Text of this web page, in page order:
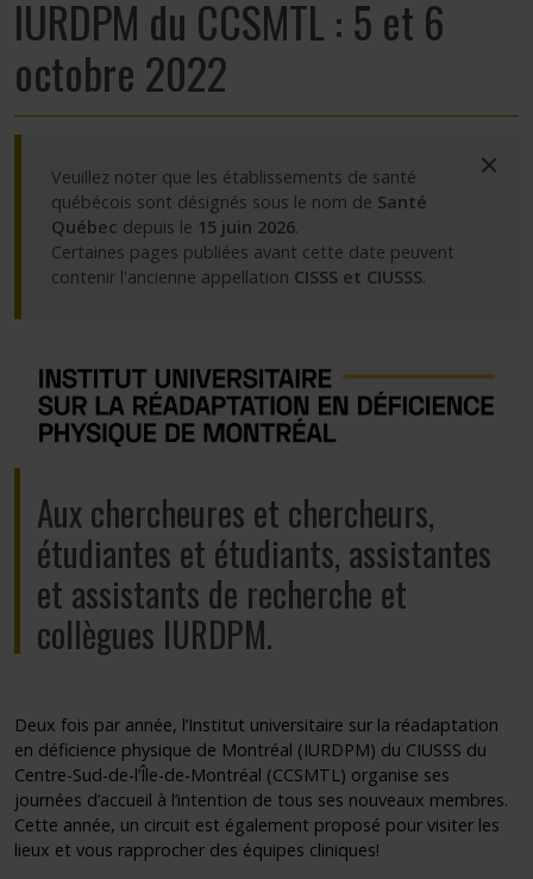
Partageons nos savoirs
Éthique
Nous joindre
Accessibilité
Espace membre
IURDPM du CCSMTL : 5 et 6
octobre 2022
Veuillez noter que les établissements de santé
québécois sont désignés sous le nom de Santé
Québec depuis le 15 juin 2026.
Certaines pages publiées avant cette date peuvent
contenir l'ancienne appellation CISSS et CIUSSS.
×
Aux chercheures et chercheurs,
étudiantes et étudiants, assistantes
et assistants de recherche et
collègues IURDPM.
Deux fois par année, l’Institut universitaire sur la réadaptation
en déficience physique de Montréal (IURDPM) du CIUSSS du
Centre-Sud-de-l’Île-de-Montréal (CCSMTL) organise ses
journées d’accueil à l’intention de tous ses nouveaux membres.
Cette année, un circuit est également proposé pour visiter les
lieux et vous rapprocher des équipes cliniques!